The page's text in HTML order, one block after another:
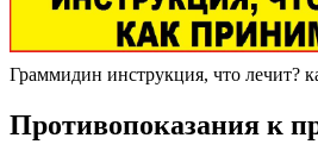
Граммидин инструкция, что лечит?
Противопоказания к